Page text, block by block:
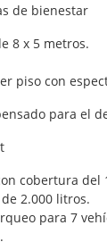
de bienestar
8 x 5 metros.
piso con
para el
cobertura del
2.000 litros.
para 7